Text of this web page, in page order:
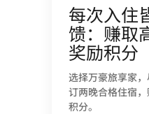
每次入住
馈：赚取
奖励积分
选择万豪旅享家
订两晚合格住宿
积分。